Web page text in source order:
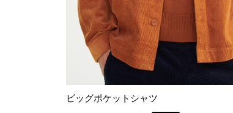
ビッグポケットシャツ